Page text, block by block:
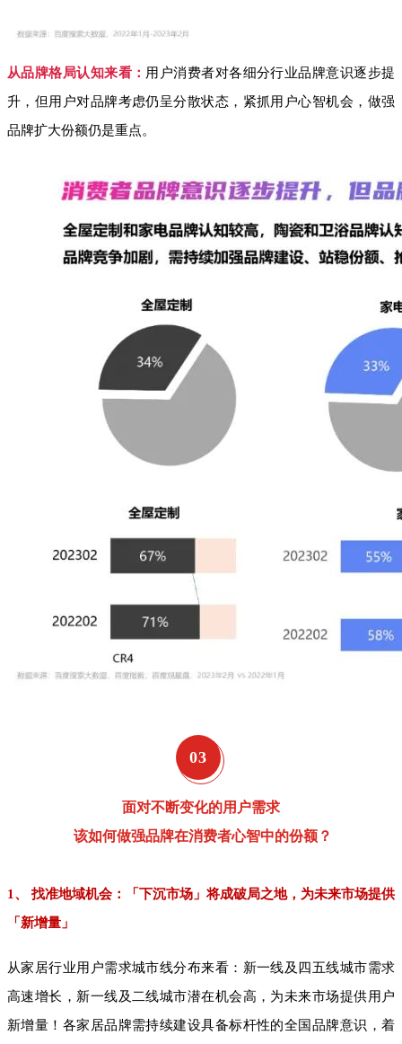
从品牌格局认知来看： 用户消费者对各细分行业品牌意识逐步提
升，但用户对品牌考虑仍呈分散状态，紧抓用户心智机会，做强
品牌扩大份额仍是重点。
03
面对不断变化的用户需求
该如何做强品牌在消费者心智中的份额？
1、 找准地域机会：「下沉市场」将成破局之地，为未来市场提供
「新增量」
从家居行业用户需求城市线分布来看：新一线及四五线城市需求
高速增长，新一线及二线城市潜在机会高，为未来市场提供用户
新增量！各家居品牌需持续建设具备标杆性的全国品牌意识，着